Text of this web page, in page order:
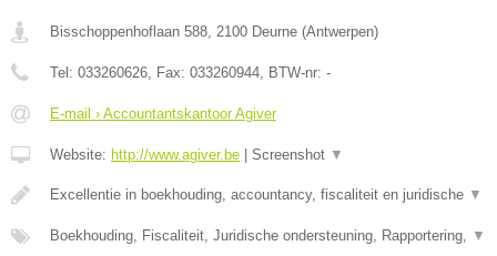
Bisschoppenhoflaan 588 2100 Deurne (Antwerpen)
Tel: 033260626 , Fax: 033260944 , BTW-nr: -
E-mail › Accountantskantoor Agiver
Website: http://www.agiver.be Screenshot ▼
Excellentie in boekhouding, accountancy, fiscaliteit en juridische ▼
Boekhouding, Fiscaliteit, Juridische ondersteuning, Rapportering, ▼